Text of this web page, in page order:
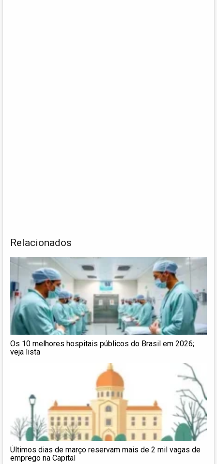
Relacionados
Os 10 melhores hospitais públicos do Brasil em 2026;
veja lista
Últimos dias de março reservam mais de 2 mil vagas de
emprego na Capital